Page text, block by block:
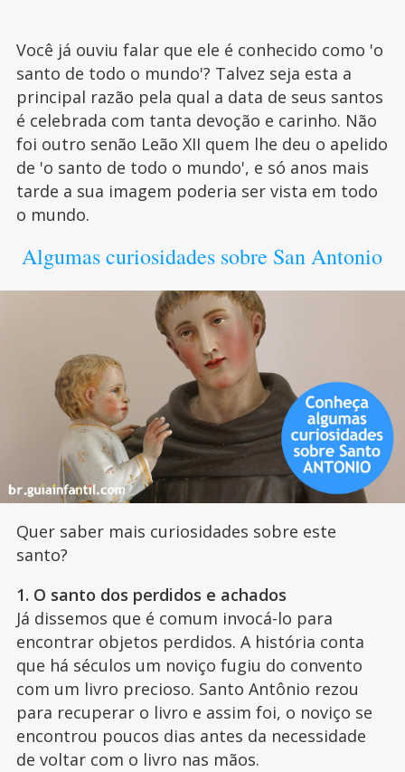
Você já ouviu falar que ele é conhecido como 'o
santo de todo o mundo'? Talvez seja esta a
principal razão pela qual a data de seus santos
é celebrada com tanta devoção e carinho. Não
foi outro senão Leão XII quem lhe deu o apelido
de 'o santo de todo o mundo', e só anos mais
tarde a sua imagem poderia ser vista em todo
o mundo.
Algumas curiosidades sobre San Antonio
Quer saber mais curiosidades sobre este
santo?
1. O santo dos perdidos e achados
Já dissemos que é comum invocá-lo para
encontrar objetos perdidos. A história conta
que há séculos um noviço fugiu do convento
com um livro precioso. Santo Antônio rezou
para recuperar o livro e assim foi, o noviço se
encontrou poucos dias antes da necessidade
de voltar com o livro nas mãos.